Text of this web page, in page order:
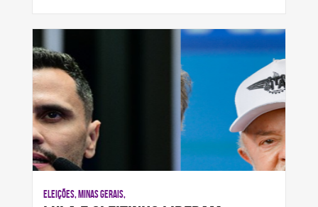
ELEIÇÕES, MINAS GERAIS,